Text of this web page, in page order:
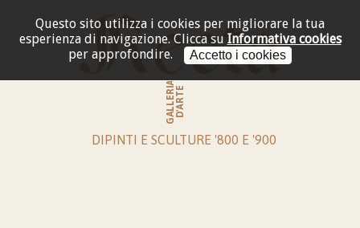
Questo sito utilizza i cookies per migliorare la tua
esperienza di navigazione. Clicca su Informativa cookies
per approfondire.
Accetto i cookies
GALLERIAD'ARTE
DIPINTI E SCULTURE '800 E '900